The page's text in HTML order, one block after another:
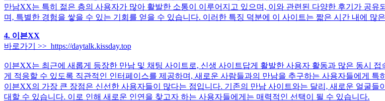
만남XX는 특히 젊은 층의 사용자가 많아 활발한 소통이 이루어지고 있으며, 이와 관련된 다양한 후기가 공
며, 특별한 경험을 쌓을 수 있는 기회를 얻을 수 있습니다. 이러한 특징 덕분에 이 사이트는 짧은 시간 내에 많
4. 이븐XX
바로가기 >> https://daytalk.kissday.top
이븐XX는 최근에 새롭게 등장한 만남 및 채팅 사이트로, 신생 사이트답게 활발한 사용자 활동과 많은 동시
게 적응할 수 있도록 직관적인 인터페이스를 제공하며, 새로운 사람들과의 만남을 추구하는 사용자들에게 특
이븐XX의 가장 큰 장점은 신선한 사용자들이 많다는 점입니다. 기존의 만남 사이트와는 달리, 새로운 얼굴들
대할 수 있습니다. 이로 인해 새로운 인연을 찾고자 하는 사용자들에게는 매력적인 선택이 될 수 있습니다.